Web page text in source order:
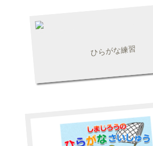
ひらがな練習